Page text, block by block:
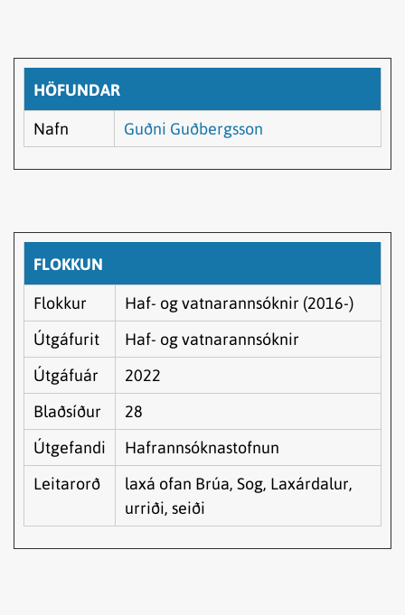
HÖFUNDAR
Nafn Guðni Guðbergsson
FLOKKUN
Flokkur
Haf- og vatnarannsóknir (2016-)
Útgáfurit
Haf- og vatnarannsóknir
Útgáfuár
2022
Blaðsíður
28
Útgefandi
Hafrannsóknastofnun
Leitarorð
laxá ofan Brúa, Sog, Laxárdalur,
urriði, seiði